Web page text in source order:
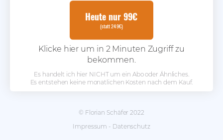
Heute nur 99€
(statt 249€)
Klicke hier um in 2 Minuten Zugriff zu
bekommen.
Es handelt ich hier NICHT um ein Abo oder Ähnliches.
Es entstehen keine monatlichen Kosten nach dem Kauf.
© Florian Schäfer 2022
Impressum - Datenschutz